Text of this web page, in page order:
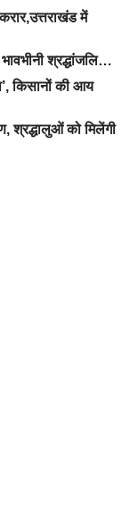
में
श्रद्धांजलि…
किसानों की आय
श्रद्धालुओं को मिलेंगी